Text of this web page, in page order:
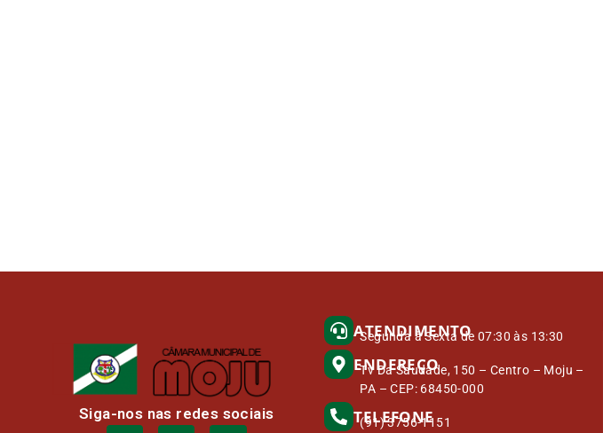
Siga-nos nas redes sociais
ATENDIMENTO
Segunda à Sexta de 07:30 às 13:30
ENDEREÇO
Tv Da Saudade, 150 – Centro – Moju –
PA – CEP: 68450-000
TELEFONE
(91) 3756-1151